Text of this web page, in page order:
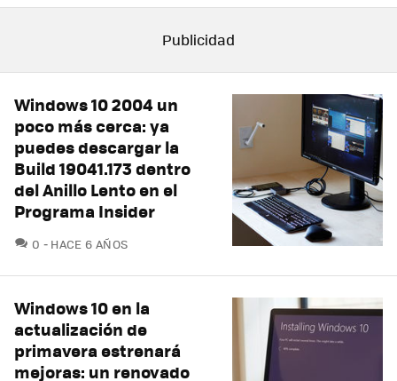
Windows 10 2004 un
poco más cerca: ya
puedes descargar la
Build 19041.173 dentro
del Anillo Lento en el
Programa Insider
0 COMENTARIOS
HACE 6 AÑOS
Windows 10 en la
actualización de
primavera estrenará
mejoras: un renovado